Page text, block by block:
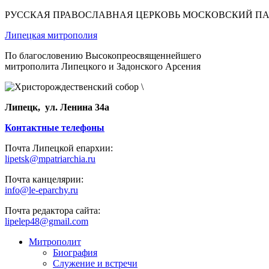
РУССКАЯ ПРАВОСЛАВНАЯ ЦЕРКОВЬ МОСКОВСКИЙ
Липецкая митрополия
По благословению Высокопреосвященнейшего
митрополита Липецкого и Задонского Арсения
Липецк, ул. Ленина 34а
Контактные телефоны
Почта Липецкой епархии:
lipetsk@mpatriarchia.ru
Почта канцелярии:
info@le-eparchy.ru
Почта редактора сайта:
lipelep48@gmail.com
Митрополит
Биография
Служение и встречи